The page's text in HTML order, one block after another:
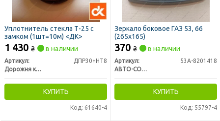
Уплотнитель стекла Т-25 с
замком (1шт=10м) <ДК>
1 430 ₴ в наличии
Артикул:
ДПР30+НТ8
Дорожня карта
КУПИТЬ
Код: 61640-4
Зеркало боковое ГАЗ 53, 66
(265х165)
370 ₴ в наличии
Артикул:
53А-8201418
АВТО-СОЮЗ 88
КУПИТЬ
Код: 55797-4